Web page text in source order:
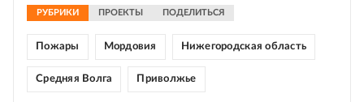
РУБРИКИ ПРОЕКТЫ ПОДЕЛИТЬСЯ
Пожары Мордовия Нижегородская область
Средняя Волга Приволжье